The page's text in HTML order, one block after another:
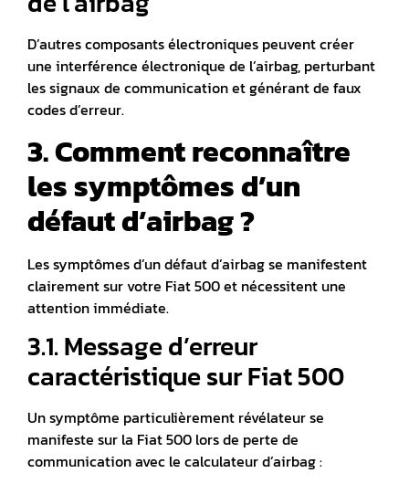
D’autres composants électroniques peuvent créer
une interférence électronique de l’airbag, perturbant
les signaux de communication et générant de faux
codes d’erreur.
3. Comment reconnaître
les symptômes d’un
défaut d’airbag ?
Les symptômes d’un défaut d’airbag se manifestent
clairement sur votre Fiat 500 et nécessitent une
attention immédiate.
3.1. Message d’erreur
caractéristique sur Fiat 500
Un symptôme particulièrement révélateur se
manifeste sur la Fiat 500 lors de perte de
communication avec le calculateur d’airbag :